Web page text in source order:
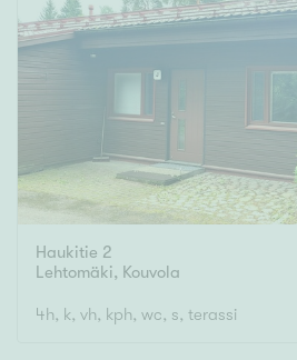
Haukitie 2
Lehtomäki, Kouvola
4h, k, vh, kph, wc, s, terassi